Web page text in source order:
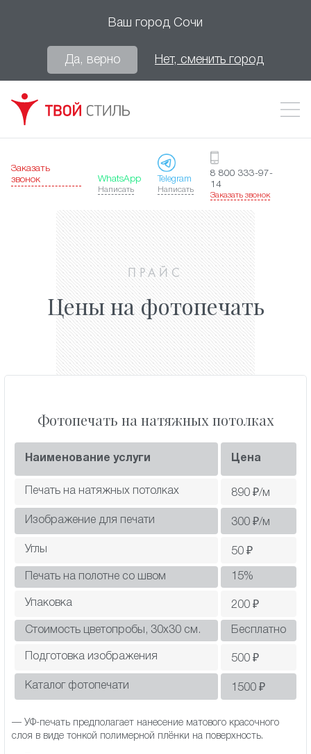
Ваш город Сочи
Да, верно Нет, сменить город
Заказать
звонок
WhatsApp
Написать
Telegram
Написать
8 800 333-97-
14
Заказать звонок
ПРАЙС
Цены на фотопечать
Фотопечать на натяжных потолках
Наименование услуги Цена
Печать на натяжных потолках 890 ₽/м
Изображение для печати 300 ₽/м
Углы 50 ₽
Печать на полотне со швом 15%
Упаковка 200 ₽
Стоимость цветопробы, 30х30 см. Бесплатно
Подготовка изображения 500 ₽
Каталог фотопечати 1500 ₽
— УФ-печать предполагает нанесение матового красочного
слоя в виде тонкой полимерной плёнки на поверхность.